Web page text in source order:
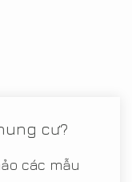
cư?
các mẫu